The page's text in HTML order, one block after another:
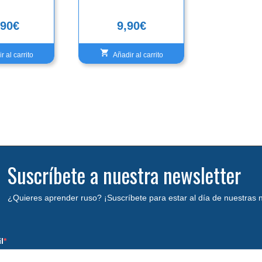
€
al carrito
9,90€
Añadir al carrito
Suscríbete a nuestra newsletter
¿Quieres aprender ruso? ¡Suscríbete para estar al día de nuestras